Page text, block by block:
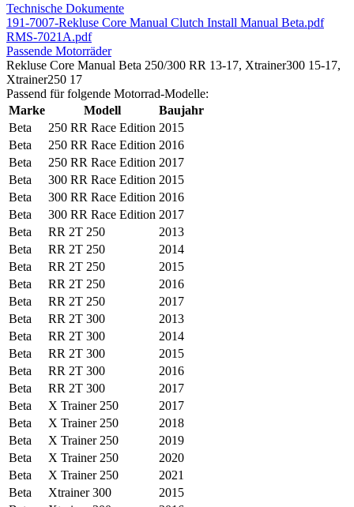
Technische Dokumente
191-7007-Rekluse Core Manual Clutch Install Manual Beta.pdf
RMS-7021A.pdf
Passende Motorräder
Rekluse Core Manual Beta 250/300 RR 13-17, Xtrainer300 15-17,
Xtrainer250 17
Passend für folgende Motorrad-Modelle:
Marke
Modell
Baujahr
Beta
250 RR Race Edition 2015
Beta
250 RR Race Edition 2016
Beta
250 RR Race Edition 2017
Beta
300 RR Race Edition 2015
Beta
300 RR Race Edition 2016
Beta
300 RR Race Edition 2017
Beta
RR 2T 250
2013
Beta
RR 2T 250
2014
Beta
RR 2T 250
2015
Beta
RR 2T 250
2016
Beta
RR 2T 250
2017
Beta
RR 2T 300
2013
Beta
RR 2T 300
2014
Beta
RR 2T 300
2015
Beta
RR 2T 300
2016
Beta
RR 2T 300
2017
Beta
X Trainer 250
2017
Beta
X Trainer 250
2018
Beta
X Trainer 250
2019
Beta
X Trainer 250
2020
Beta
X Trainer 250
2021
Beta
Xtrainer 300
2015